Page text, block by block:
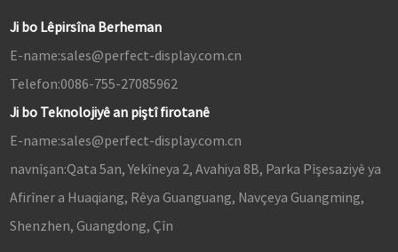
Ji bo Lêpirsîna Berheman
E-name:sales@perfect-display.com.cn
Telefon:0086-755-27085962
Ji bo Teknolojiyê an piştî firotanê
E-name:sales@perfect-display.com.cn
navnîşan:Qata 5an, Yekîneya 2, Avahiya 8B, Parka Pîşesaziyê ya
Afirîner a Huaqiang, Rêya Guanguang, Navçeya Guangming,
Shenzhen, Guangdong, Çîn